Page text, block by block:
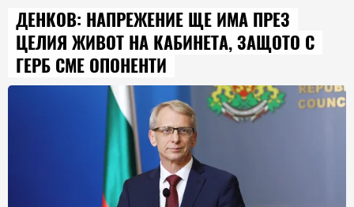
ДЕНКОВ: НАПРЕЖЕНИЕ ЩЕ ИМА ПРЕЗ
ЦЕЛИЯ ЖИВОТ НА КАБИНЕТА, ЗАЩОТО С
ГЕРБ СМЕ ОПОНЕНТИ